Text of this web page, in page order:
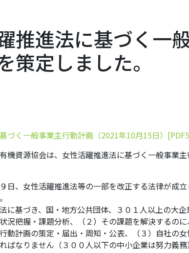
推進法に基づく一
策定しました。
づく一般事業主行動計画（2021年10月15日）
機資源協会は、女性活躍推進法に基づく一般事業
日、女性活躍推進法等の一部を改正する法律が成
に基づき、国・地方公共団体、３０１人以上の大
況把握・課題分析、（２）その課題を解決するの
動計画の策定・届出・周知・公表、（３）自社の
ばなりません（３００人以下の中小企業は努力義務